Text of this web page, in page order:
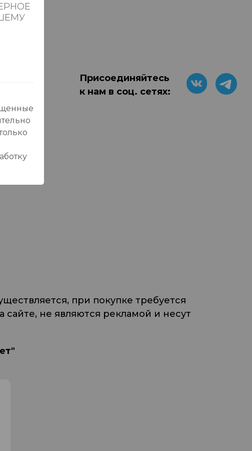
Присоединяйтесь
к нам в соц. сетях:
при покупке требуется
не являются рекламой и несут